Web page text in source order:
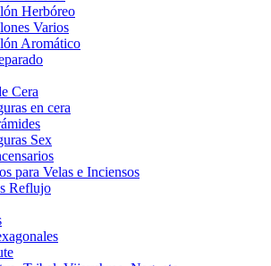
Herbóreo
Varios
Aromático
Cera
en cera
Sex
para Velas e Inciensos
Reflujo